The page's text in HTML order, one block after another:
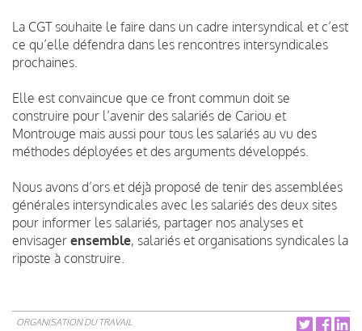
La CGT souhaite le faire dans un cadre intersyndical et c’est
ce qu’elle défendra dans les rencontres intersyndicales
prochaines.
Elle est convaincue que ce front commun doit se
construire pour l’avenir des salariés de Cariou et
Montrouge mais aussi pour tous les salariés au vu des
méthodes déployées et des arguments développés.
Nous avons d’ors et déjà proposé de tenir des assemblées
générales intersyndicales avec les salariés des deux sites
pour informer les salariés, partager nos analyses et
envisager ensemble, salariés et organisations syndicales la
riposte à construire.
ORGANISATION DU TRAVAIL